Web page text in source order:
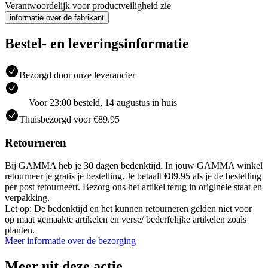
Verantwoordelijk voor productveiligheid zie
informatie over de fabrikant
Bestel- en leveringsinformatie
Bezorgd door onze leverancier
Voor 23:00 besteld, 14 augustus in huis
Thuisbezorgd voor €89.95
Retourneren
Bij GAMMA heb je 30 dagen bedenktijd. In jouw GAMMA winkel
retourneer je gratis je bestelling. Je betaalt €89.95 als je de bestelling
per post retourneert. Bezorg ons het artikel terug in originele staat en
verpakking.
Let op: De bedenktijd en het kunnen retourneren gelden niet voor
op maat gemaakte artikelen en verse/ bederfelijke artikelen zoals
planten.
Meer informatie over de bezorging